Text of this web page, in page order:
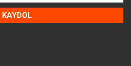
KAYDOL